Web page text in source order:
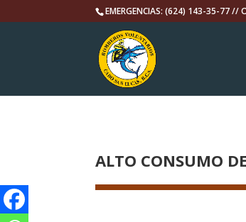
EMERGENCIAS: (624) 143-35-77
ALTO CONSUMO